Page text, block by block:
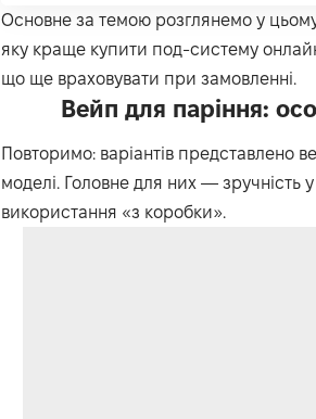
Основне за темою розглянемо у
яку краще купити под-систему
що ще враховувати при замовленні.
Вейп для паріння:
Повторимо: варіантів представлено
моделі. Головне для них — зручність
використання «з коробки».